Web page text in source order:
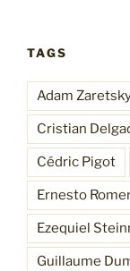
TAGS
Adam
Cristian
Cédric Pigot
Ernesto
Ezequiel
Guillaume